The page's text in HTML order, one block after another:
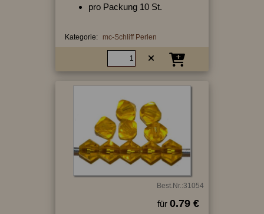
pro Packung 10 St.
Kategorie: mc-Schliff Perlen
Best.Nr.:31054
für 0.79 €